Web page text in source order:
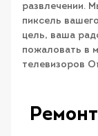
развлечении.
пиксель
цель, ваша
пожаловать в
телевизоров